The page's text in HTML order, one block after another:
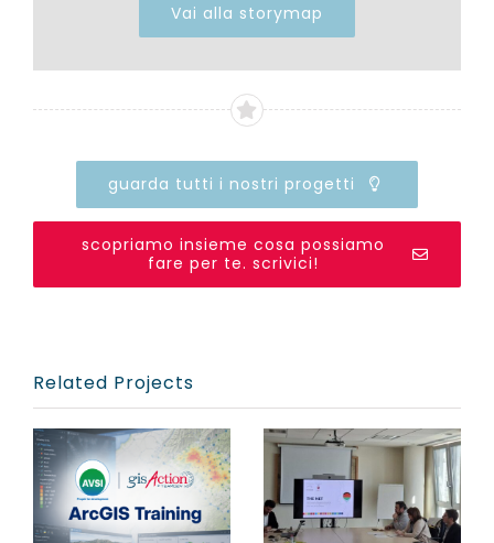
Vai alla storymap
guarda tutti i nostri progetti
scopriamo insieme cosa possiamo
fare per te. scrivici!
Related Projects